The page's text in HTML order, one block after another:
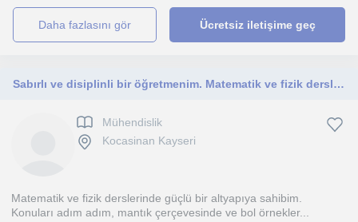
daha fazlasını gör Ücretsiz iletişime geç
Sabırlı ve disiplinli bir öğretmenim. Matematik ve fizik derslerinde ortaokul ve lise öğrencilerine destek oluyorum.”
Mühendislik
Kocasinan Kayseri
Matematik ve fizik derslerinde güçlü bir altyapıya sahibim.
Konuları adım adım, mantık çerçevesinde ve bol örnekler...